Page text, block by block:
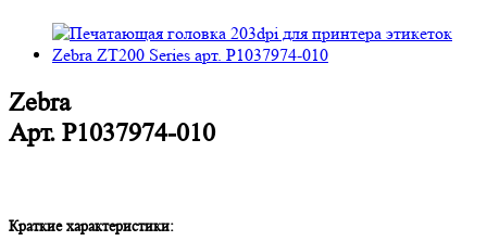
Zebra
Арт. P1037974-010
Краткие характеристики: